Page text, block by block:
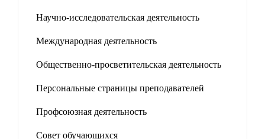
Научно-исследовательская деятельность
Международная деятельность
Общественно-просветительская деятельность
Персональные страницы преподавателей
Профсоюзная деятельность
Совет обучающихся